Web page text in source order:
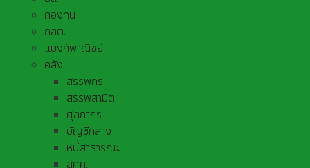
กองทุน
กลต.
แบงก์พาณิชย์
คลัง
สรรพกร
สรรพสามิต
ศุลกากร
บัญชีกลาง
หนี้สาธารณะ
สศค.